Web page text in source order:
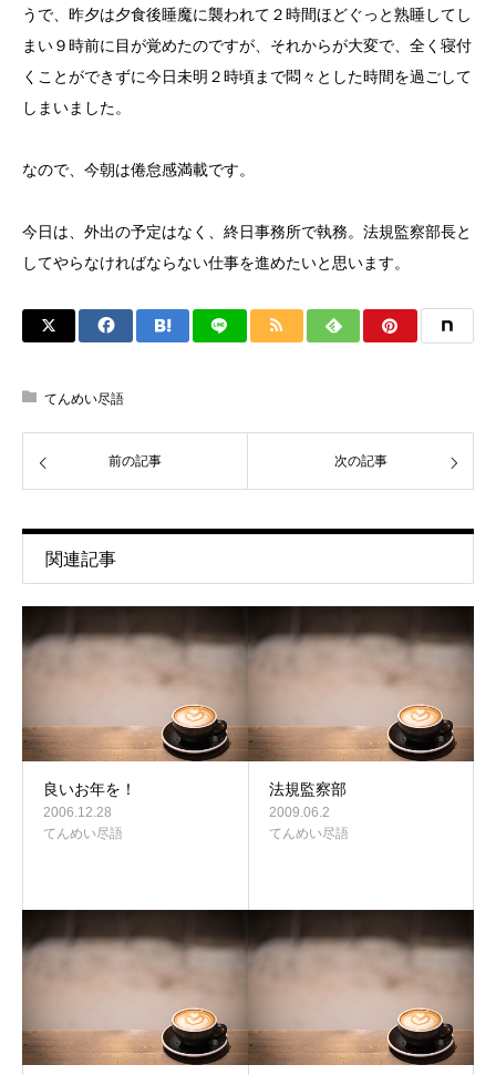
うで、昨夕は夕食後睡魔に襲われて２時間ほどぐっと熟睡してし
まい９時前に目が覚めたのですが、それからが大変で、全く寝付
くことができずに今日未明２時頃まで悶々とした時間を過ごして
しまいました。
なので、今朝は倦怠感満載です。
今日は、外出の予定はなく、終日事務所で執務。法規監察部長と
してやらなければならない仕事を進めたいと思います。
てんめい尽語
前の記事 次の記事
関連記事
良いお年を！
2006.12.28
てんめい尽語
法規監察部
2009.06.2
てんめい尽語